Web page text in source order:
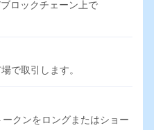
ロックチェーン上で
で取引します。
クンをロングまたはショー